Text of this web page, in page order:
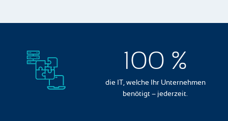
100 %
die IT, welche Ihr Unternehmen
benötigt – jederzeit.